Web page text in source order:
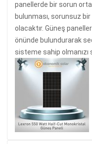
panellerde bir sorun
bulunması, sorunsuz
olacaktır. Güneş
önünde bulundurarak
sisteme sahip olmanızı